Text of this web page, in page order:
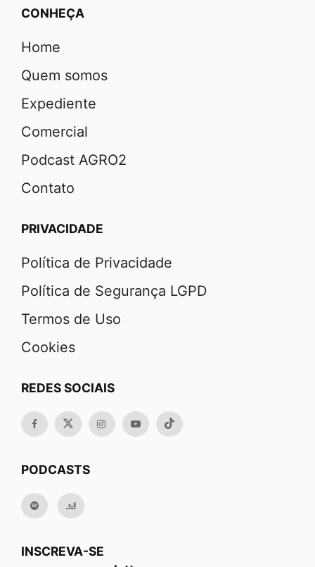
CONHEÇA
Home
Quem somos
Expediente
Comercial
Podcast AGRO2
Contato
PRIVACIDADE
Política de Privacidade
Política de Segurança LGPD
Termos de Uso
Cookies
REDES SOCIAIS
PODCASTS
INSCREVA-SE